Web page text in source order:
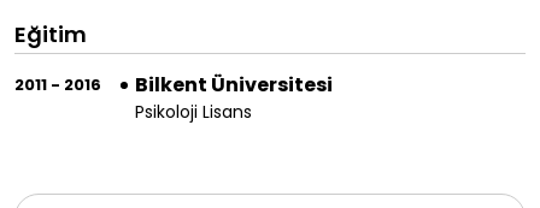
Eğitim
2011 - 2016 Bilkent Üniversitesi
Psikoloji Lisans